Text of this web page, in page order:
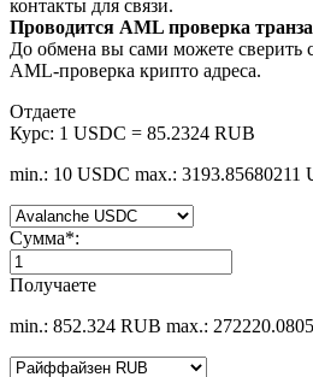
контакты для связи.
Проводится AML проверка
До обмена вы сами можете сверить
AML-проверка крипто адреса.
Отдаете
Курс: 1 USDC = 85.2324 RUB
min.: 10 USDC max.: 3193.85680211
Сумма*:
Получаете
min.: 852.324 RUB max.: